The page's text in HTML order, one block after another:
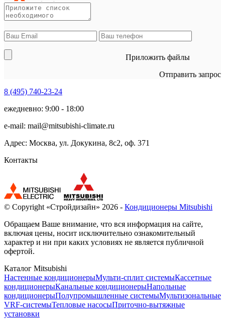
Приложить файлы
Отправить запрос
8 (495) 740-23-24
ежедневно: 9:00 - 18:00
e-mail: mail@mitsubishi-climate.ru
Адрес: Москва, ул. Докукина, 8с2, оф. 371
Контакты
© Copyright «Стройдизайн» 2026 - Кондиционеры Mitsubishi
Обращаем Ваше внимание, что вся информация на сайте,
включая цены, носит исключительно ознакомительный
характер и ни при каких условиях не является публичной
офертой.
Каталог Mitsubishi
Настенные кондиционерыМульти-сплит системыКассетные
кондиционерыКанальные кондиционерыНапольные
кондиционерыПолупромышленные системыМультизональные
VRF-системыТепловые насосыПриточно-вытяжные
установки